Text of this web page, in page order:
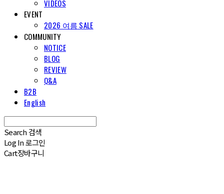
VIDEOS
EVENT
2026 여름 SALE
COMMUNITY
NOTICE
BLOG
REVIEW
Q&A
B2B
English
Search 검색
Log In로그인
Cart장바구니